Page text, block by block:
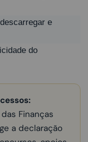
e
do
Finanças
a declaração